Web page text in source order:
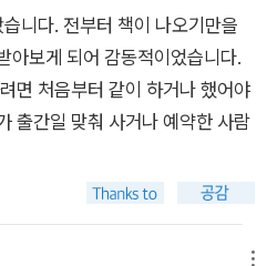
니다. 전부터 책이 나오기만을
아보게 되어 감동적이었습니다.
면 처음부터 같이 하거나 했어야
출간일 맞춰 사거나 예약한 사람